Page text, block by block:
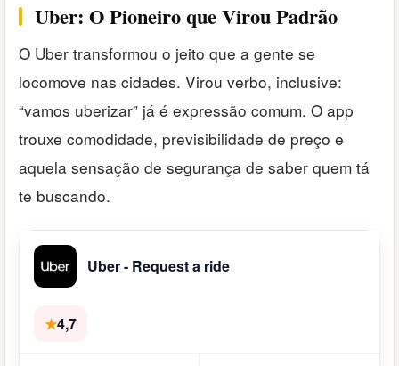
Uber: O Pioneiro que Virou Padrão
O Uber transformou o jeito que a gente se
locomove nas cidades. Virou verbo, inclusive:
“vamos uberizar” já é expressão comum. O app
trouxe comodidade, previsibilidade de preço e
aquela sensação de segurança de saber quem tá
te buscando.
Uber - Request a ride
★4,7